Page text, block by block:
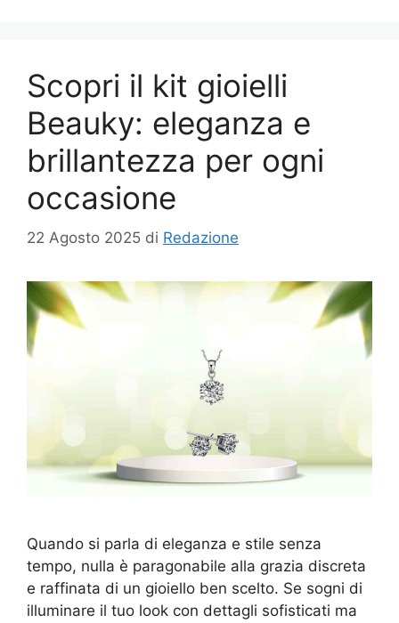
Scopri il kit gioielli
Beauky: eleganza e
brillantezza per ogni
occasione
22 Agosto 2025 di Redazione
Quando si parla di eleganza e stile senza
tempo, nulla è paragonabile alla grazia discreta
e raffinata di un gioiello ben scelto. Se sogni di
illuminare il tuo look con dettagli sofisticati ma